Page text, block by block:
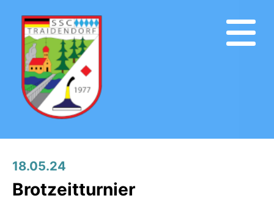
18.05.24
Brotzeitturnier